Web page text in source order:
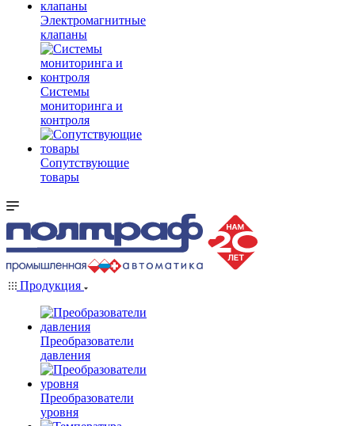
Электромагнитные
клапаны
Системы
мониторинга и
контроля
Сопутствующие
товары
Продукция
Преобразователи
давления
Преобразователи
уровня